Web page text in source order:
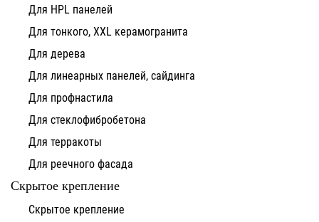
Для HPL панелей
Для тонкого, XXL керамогранита
Для дерева
Для линеарных панелей, сайдинга
Для профнастила
Для стеклофибробетона
Для терракоты
Для реечного фасада
Скрытое крепление
Скрытое крепление